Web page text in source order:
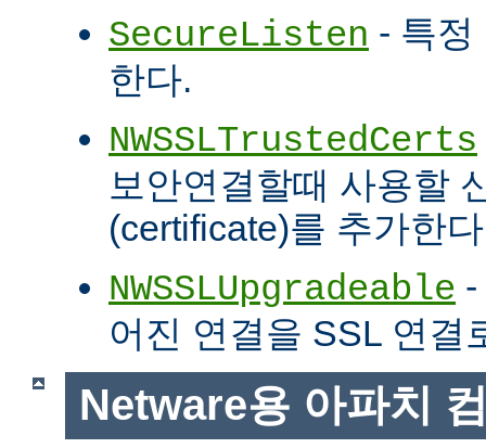
SecureListen - 특정
한다.
NWSSLTrustedCerts
보안연결할때 사용할
(certificate)를 추가한
NWSSLUpgradeable
어진 연결을 SSL 연결
Netware용 아파치